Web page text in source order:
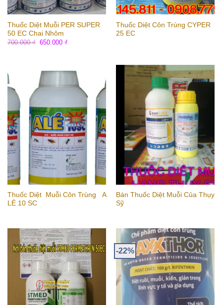
Thuốc Diệt Muỗi PER SUPER
50 EC Chai Nhôm
700.000₫ 650.000 ₫
Thuốc Diệt Côn Trùng CYPER
25 EC
Thuốc Diệt Muỗi Côn Trùng A
LÉ 10 SC
Bán Thuốc Diệt Muỗi Của Thụy
Sỹ
-22%